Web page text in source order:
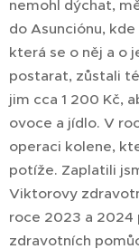
nemohl dýchat,
do Asunciónu,
která se o něj a o
postarat, zůstali
jim cca 1 200 Kč,
ovoce a jídlo. V
operaci kolene,
potíže. Zaplatili
Viktorovy
roce 2023 a 2024
zdravotních